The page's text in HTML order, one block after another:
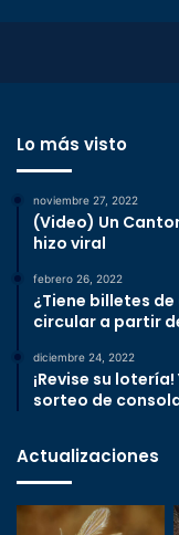
Lo más visto
noviembre 27, 2022
(Video) Un
hizo viral
febrero 26, 2022
¿Tiene billetes
circular a partir
diciembre 24, 2022
¡Revise su
sorteo de
Actualizaciones